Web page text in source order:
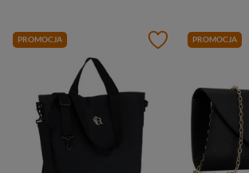
PROMOCJA PROMOCJA